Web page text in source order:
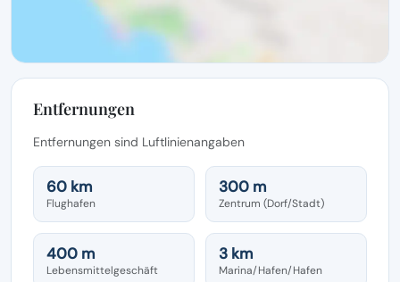
Entfernungen
Entfernungen sind Luftlinienangaben
60 km
Flughafen
300 m
Zentrum (Dorf/Stadt)
400 m
Lebensmittelgeschäft
3 km
Marina/Hafen/Hafen